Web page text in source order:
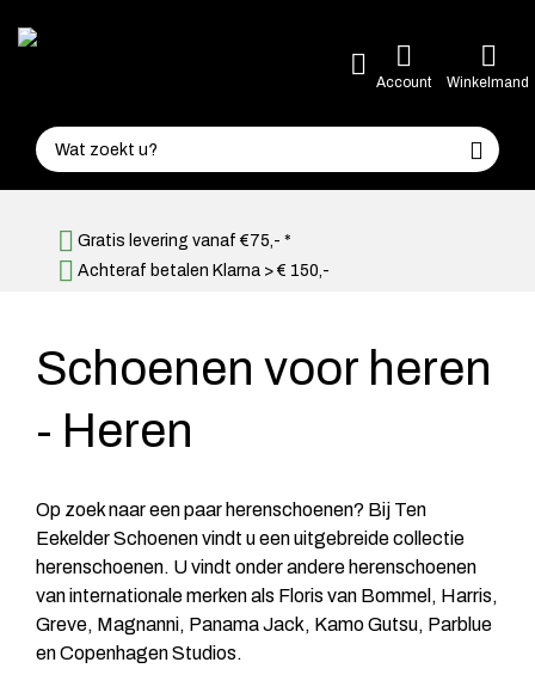
Account Winkelmand
Gratis levering vanaf €75,- *
Achteraf betalen Klarna > € 150,-
Schoenen voor heren
- Heren
Op zoek naar een paar herenschoenen? Bij Ten
Eekelder Schoenen vindt u een uitgebreide collectie
herenschoenen. U vindt onder andere herenschoenen
van internationale merken als Floris van Bommel , Harris,
Greve, Magnanni, Panama Jack, Kamo Gutsu, Parblue
en Copenhagen Studios.